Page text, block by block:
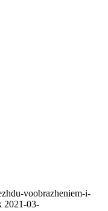
voobrazheniem-i-
2021-03-